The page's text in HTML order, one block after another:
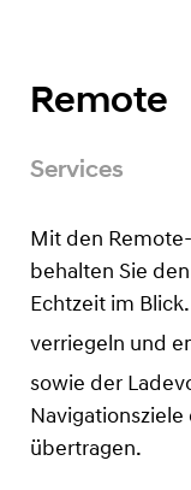
Remote
Services
Mit den
behalten Sie
Echtzeit im
verriegeln und
sowie der
Navigationsziele
übertragen.